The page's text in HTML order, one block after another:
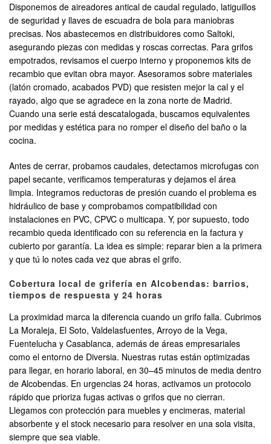
Disponemos de aireadores antical de caudal regulado, latiguillos
de seguridad y llaves de escuadra de bola para maniobras
precisas. Nos abastecemos en distribuidores como Saltoki,
asegurando piezas con medidas y roscas correctas. Para grifos
empotrados, revisamos el cuerpo interno y proponemos kits de
recambio que evitan obra mayor. Asesoramos sobre materiales
(latón cromado, acabados PVD) que resisten mejor la cal y el
rayado, algo que se agradece en la zona norte de Madrid.
Cuando una serie está descatalogada, buscamos equivalentes
por medidas y estética para no romper el diseño del baño o la
cocina.
Antes de cerrar, probamos caudales, detectamos microfugas con
papel secante, verificamos temperaturas y dejamos el área
limpia. Integramos reductoras de presión cuando el problema es
hidráulico de base y comprobamos compatibilidad con
instalaciones en PVC, CPVC o multicapa. Y, por supuesto, todo
recambio queda identificado con su referencia en la factura y
cubierto por garantía. La idea es simple: reparar bien a la primera
y que tú lo notes cada vez que abras el grifo.
Cobertura local de grifería en Alcobendas: barrios,
tiempos de respuesta y 24 horas
La proximidad marca la diferencia cuando un grifo falla. Cubrimos
La Moraleja, El Soto, Valdelasfuentes, Arroyo de la Vega,
Fuentelucha y Casablanca, además de áreas empresariales
como el entorno de Diversia. Nuestras rutas están optimizadas
para llegar, en horario laboral, en 30–45 minutos de media dentro
de Alcobendas. En urgencias 24 horas, activamos un protocolo
rápido que prioriza fugas activas o grifos que no cierran.
Llegamos con protección para muebles y encimeras, material
absorbente y el stock necesario para resolver en una sola visita,
siempre que sea viable.